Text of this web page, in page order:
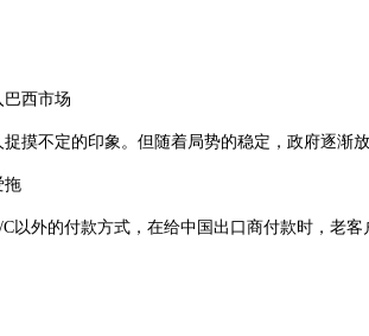
西市场
摸不定的印象。但随着局势的稳定，政府逐渐
拖
外的付款方式，在给中国出口商付款时，老